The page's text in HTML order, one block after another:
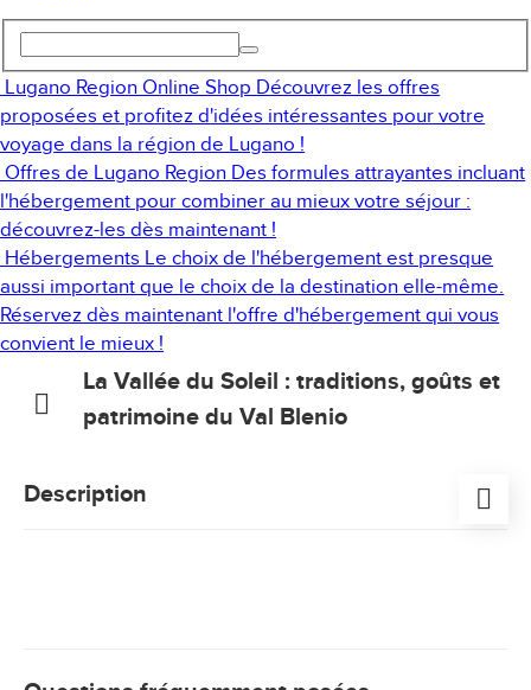
Lugano Region Online Shop Découvrez les offres
proposées et profitez d'idées intéressantes pour votre
voyage dans la région de Lugano !
Offres de Lugano Region Des formules attrayantes incluant
l'hébergement pour combiner au mieux votre séjour :
découvrez-les dès maintenant !
Hébergements Le choix de l'hébergement est presque
aussi important que le choix de la destination elle-même.
Réservez dès maintenant l'offre d'hébergement qui vous
convient le mieux !
La Vallée du Soleil : traditions, goûts et
patrimoine du Val Blenio
Description